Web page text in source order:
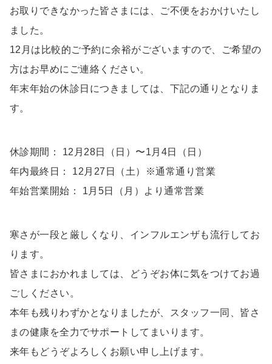
お取りできなかった皆さまには、ご不便をおかけいたし
ました。
12月は比較的ご予約に余裕がございますので、ご希望の
方はお早めにご連絡ください。
年末年始の休診日につきましては、下記の通りとなりま
す。
休診期間： 12月28日（日）〜1月4日（日）
年内最終日： 12月27日（土）※通常通り営業
年始営業開始： 1月5日（月）より通常営業
寒さが一段と厳しくなり、インフルエンザも流行してお
ります。
皆さまにおかれましては、どうぞお体に気をつけてお過
ごしください。
本年も残りわずかとなりましたが、スタッフ一同、皆さ
まの健康を全力でサポートしてまいります。
来年もどうぞよろしくお願い申し上げます。